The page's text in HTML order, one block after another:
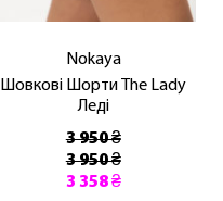
Nokaya
Шовкові Шорти The Lady
Леді
3 950 ₴
3 950 ₴
3 358 ₴